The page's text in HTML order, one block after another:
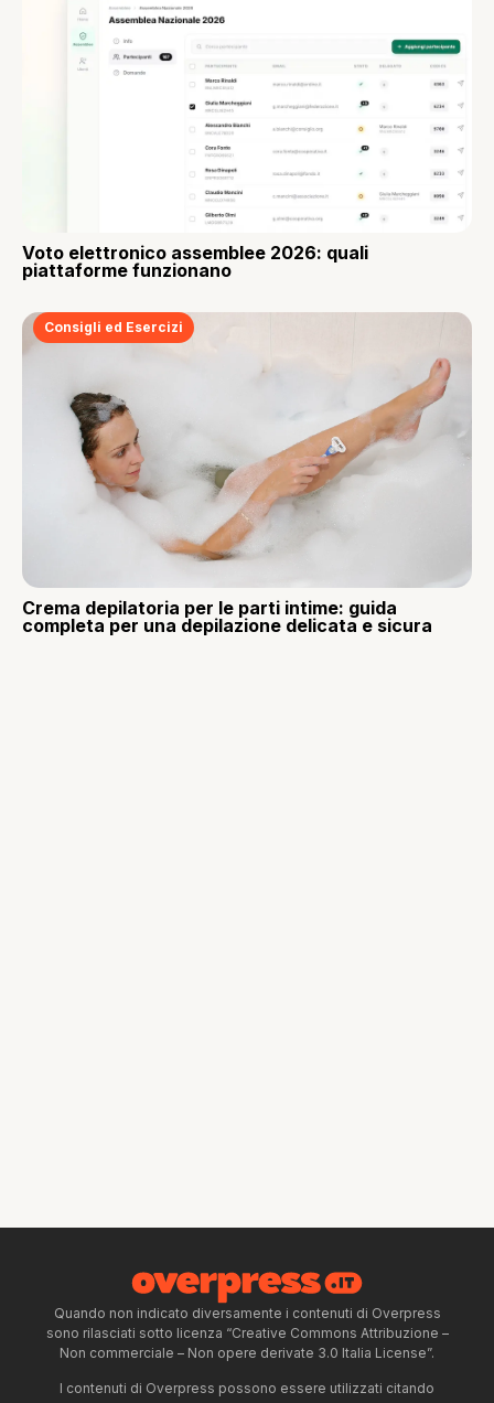
Voto elettronico assemblee 2026: quali
piattaforme funzionano
Consigli ed Esercizi
Crema depilatoria per le parti intime: guida
completa per una depilazione delicata e sicura
Quando non indicato diversamente i contenuti di Overpress
sono rilasciati sotto licenza “Creative Commons Attribuzione –
Non commerciale – Non opere derivate 3.0 Italia License”.
I contenuti di Overpress possono essere utilizzati citando